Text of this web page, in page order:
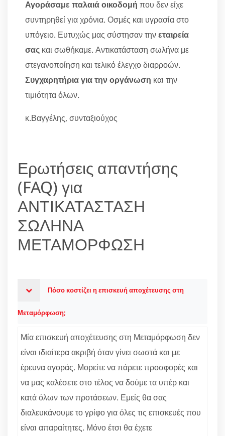
Αγοράσαμε παλαιά οικοδομή που δεν είχε
συντηρηθεί για χρόνια. Οσμές και υγρασία στο
υπόγειο. Ευτυχώς μας σύστησαν τηνεταιρεία
σας και σωθήκαμε. Αντικατάσταση σωλήνα με
στεγανοποίηση και τελικό έλεγχο διαρροών.
Συγχαρητήρια για την οργάνωση και την
τιμιότητα όλων.
κ.Βαγγέλης, συνταξιούχος
Ερωτήσεις απαντήσης
(FAQ) για
ΑΝΤΙΚΑΤΑΣΤΑΣΗ
ΣΩΛΗΝΑ
ΜΕΤΑΜΟΡΦΩΣΗ
Πόσο κοστίζει η επισκευή αποχέτευσης στη
Μεταμόρφωση;
Μία επισκευή αποχέτευσης στη Μεταμόρφωση δεν
είναι ιδιαίτερα ακριβή όταν γίνει σωστά και με
έρευνα αγοράς. Μορείτε να πάρετε προσφορές και
να μας καλέσετε στο τέλος να δούμε τα υπέρ και
κατά όλων των προτάσεων. Εμείς θα σας
διαλευκάνουμε το γρίφο για όλες τις επισκευές που
είναι απαραίτητες. Μόνο έτσι θα έχετε